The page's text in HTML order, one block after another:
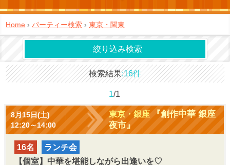
Home ›パーティー検索 ›東京・関東
絞り込み検索
検索結果 16件
1/1
8月15日(土)
12:20～14:00
東京・銀座『創作中華 銀座
夜市』
16名
ランチ会
【個室】中華を堪能しながら出逢いを♡